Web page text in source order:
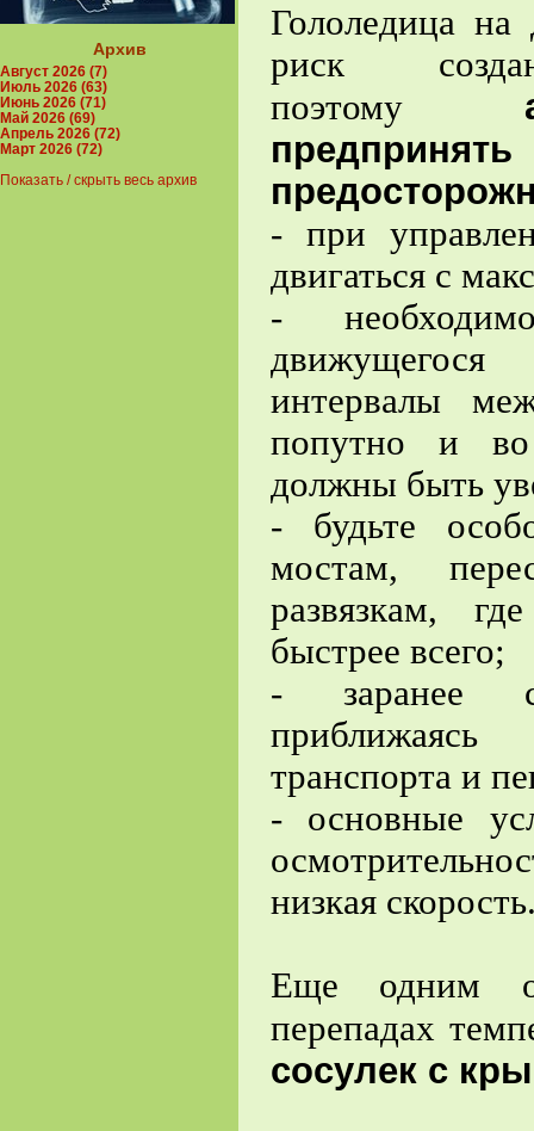
Гололедица на
риск
поэтому
- при
двигаться с
-
движущегося
интервалы
попутно и во
должны быть
- будьте
мостам,
развязкам,
быстрее всего;
- заранее
транспорта и
- основные
низкая
Еще одним
перепадах
сосулек с
Архив
Август 2026 (7)
Июль 2026 (63)
Июнь 2026 (71)
Май 2026 (69)
Апрель 2026 (72)
Март 2026 (72)
Показать / скрыть весь архив